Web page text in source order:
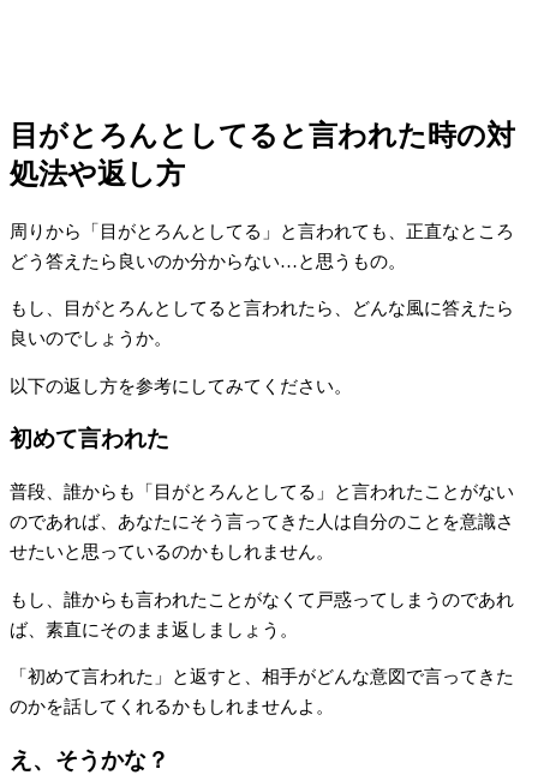
目がとろんとしてると言われた時の対
処法や返し方
周りから「目がとろんとしてる」と言われても、正直なところ
どう答えたら良いのか分からない…と思うもの。
もし、目がとろんとしてると言われたら、どんな風に答えたら
良いのでしょうか。
以下の返し方を参考にしてみてください。
初めて言われた
普段、誰からも「目がとろんとしてる」と言われたことがない
のであれば、あなたにそう言ってきた人は自分のことを意識さ
せたいと思っているのかもしれません。
もし、誰からも言われたことがなくて戸惑ってしまうのであれ
ば、素直にそのまま返しましょう。
「初めて言われた」と返すと、相手がどんな意図で言ってきた
のかを話してくれるかもしれませんよ。
え、そうかな？